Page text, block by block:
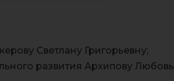
Светлану Григорьевну;
развития Архипову Любовь